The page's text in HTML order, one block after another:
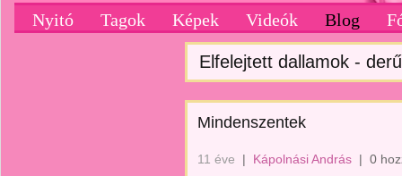
Nyitó Tagok Képek Videók Blog
Elfelejtett dallamok -
Mindenszentek
11 éve | Kápolnási András | 0